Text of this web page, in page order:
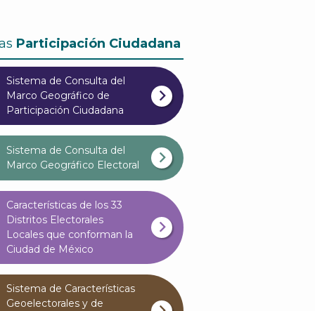
Participación Ciudadana
Sistema de Consulta del
Marco Geográfico de
Participación Ciudadana
Sistema de Consulta del
Marco Geográfico Electoral
Características de los 33
Distritos Electorales
Locales que conforman la
Ciudad de México
Sistema de Características
Geoelectorales y de